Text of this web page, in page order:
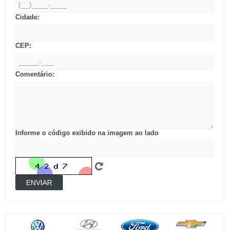
Cidade:
CEP:
Comentário:
Informe o código exibido na imagem ao lado
ENVIAR